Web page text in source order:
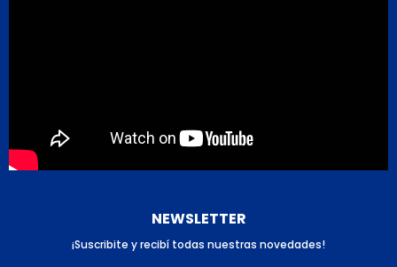
NEWSLETTER
¡Suscribite y recibí todas nuestras novedades!